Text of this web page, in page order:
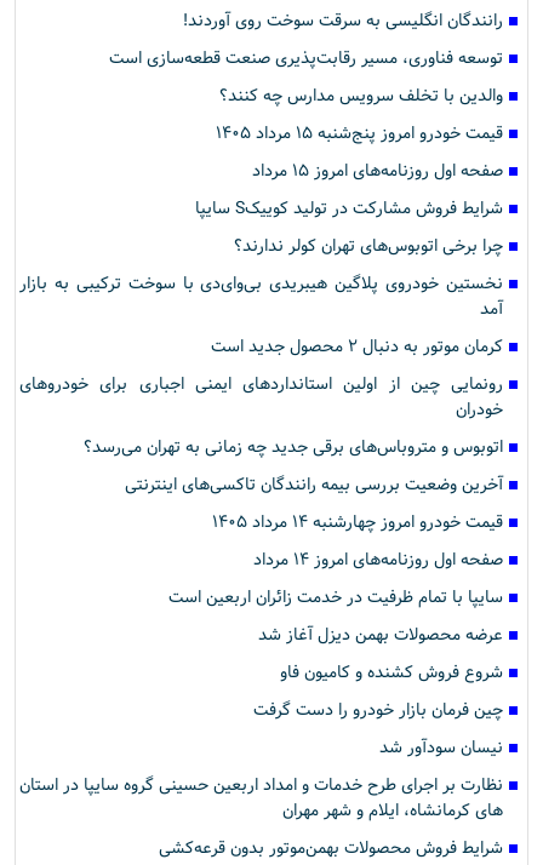
رانندگان انگلیسی به سرقت سوخت روی آوردند!
توسعه فناوری، مسیر رقابت‌پذیری صنعت قطعه‌سازی است
والدین با تخلف سرویس مدارس چه کنند؟
قیمت خودرو امروز پنج‌شنبه ۱۵ مرداد ۱۴۰۵
صفحه اول روزنامه‌های امروز ۱۵ مرداد
شرایط فروش مشارکت در تولید کوییکS سایپا
چرا برخی اتوبوس‌های تهران کولر ندارند؟
نخستین خودروی پلاگین هیبریدی بی‌وای‌دی با سوخت ترکیبی به بازار
آمد
کرمان موتور به دنبال ۲ محصول جدید است
رونمایی چین از اولین استانداردهای ایمنی اجباری برای خودروهای
خودران
اتوبوس و متروباس‌های برقی جدید چه زمانی به تهران می‌رسد؟
آخرین وضعیت بررسی بیمه رانندگان تاکسی‌های اینترنتی
قیمت خودرو امروز چهارشنبه ۱۴ مرداد ۱۴۰۵
صفحه اول روزنامه‌های امروز ۱۴ مرداد
سایپا با تمام ظرفیت در خدمت زائران اربعین است
عرضه محصولات بهمن دیزل آغاز شد
شروع فروش کشنده و کامیون فاو
چین فرمان بازار خودرو را دست گرفت
نیسان سودآور شد
نظارت بر اجرای طرح خدمات و امداد اربعین حسینی گروه سایپا در استان
های کرمانشاه، ایلام و شهر مهران
شرایط فروش محصولات بهمن‌موتور بدون قرعه‌کشی